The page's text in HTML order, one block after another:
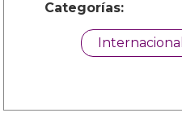
Categorías:
Internacional